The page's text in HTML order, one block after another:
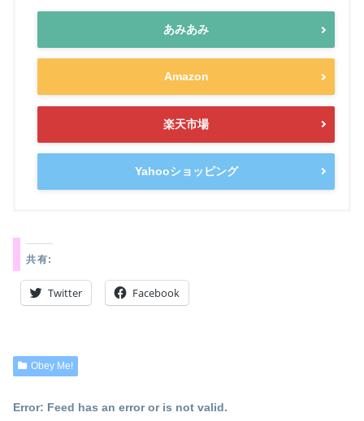
あみあみ
Amazon
楽天市場
Yahooショッピング
共有:
Twitter Facebook
Obey Me!
Error: Feed has an error or is not valid.